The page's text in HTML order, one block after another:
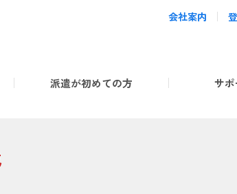
派遣が初めての方 サ
会社案内